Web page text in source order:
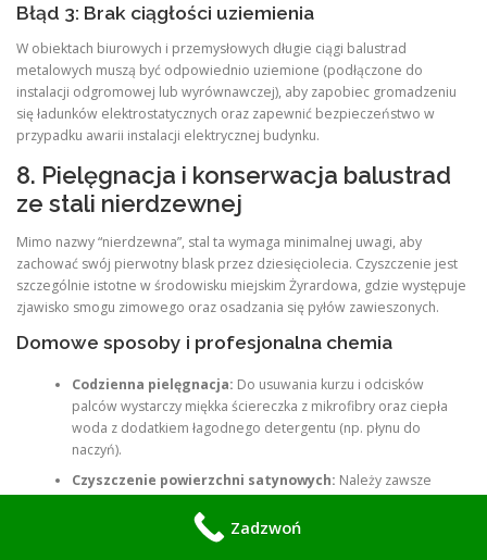
Błąd 3: Brak ciągłości uziemienia
W obiektach biurowych i przemysłowych długie ciągi balustrad
metalowych muszą być odpowiednio uziemione (podłączone do
instalacji odgromowej lub wyrównawczej), aby zapobiec gromadzeniu
się ładunków elektrostatycznych oraz zapewnić bezpieczeństwo w
przypadku awarii instalacji elektrycznej budynku.
8. Pielęgnacja i konserwacja balustrad
ze stali nierdzewnej
Mimo nazwy “nierdzewna”, stal ta wymaga minimalnej uwagi, aby
zachować swój pierwotny blask przez dziesięciolecia. Czyszczenie jest
szczególnie istotne w środowisku miejskim Żyrardowa, gdzie występuje
zjawisko smogu zimowego oraz osadzania się pyłów zawieszonych.
Domowe sposoby i profesjonalna chemia
Codzienna pielęgnacja: Do usuwania kurzu i odcisków
palców wystarczy miękka ściereczka z mikrofibry oraz ciepła
woda z dodatkiem łagodnego detergentu (np. płynu do
naczyń).
Czyszczenie powierzchni satynowych: Należy zawsze
porysować struktury metalu.Zadzwoń